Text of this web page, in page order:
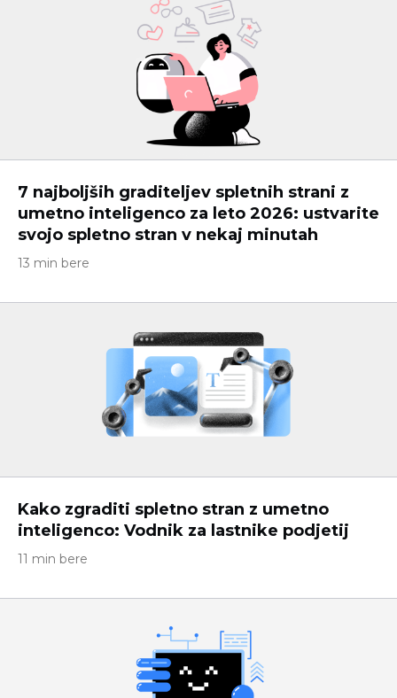
7 najboljših graditeljev spletnih strani z
umetno inteligenco za leto 2026: ustvarite
svojo spletno stran v nekaj minutah
13 min bere
Kako zgraditi spletno stran z umetno
inteligenco: Vodnik za lastnike podjetij
11 min bere